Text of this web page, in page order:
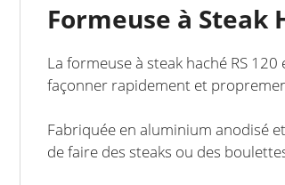
Formeuse à Steak
La formeuse à steak haché RS
façonner rapidement et
Fabriquée en aluminium anodisé
de faire des steaks ou des